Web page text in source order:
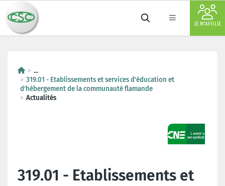
JE M'AFFILIE
...
319.01 - Etablissements et services d'éducation et
d'hébergement de la communauté flamande
Actualités
319.01 - Etablissements et